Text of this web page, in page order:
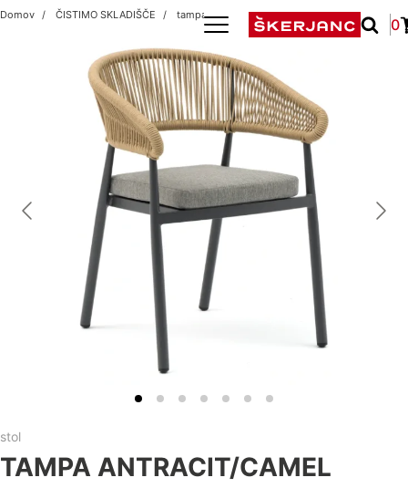
0
Domov ČISTIMO SKLADIŠČE tampa antracit/camel
stol
TAMPA ANTRACIT/CAMEL